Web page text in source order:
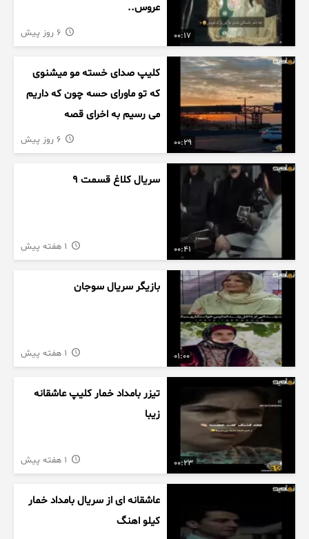
00:17
عروس..
00:29
کلیپ صدای خسته مو میشنوی
که تو ماورای حسه چون که داریم
می رسیم به اخرای قصه
00:41
سریال کلاغ قسمت 9
01:00
بازیگر سریال سوجان
00:23
تیزر بامداد خمار کلیپ عاشقانه
زیبا
عاشقانه ای از سریال بامداد خمار
کیلو اهنگ